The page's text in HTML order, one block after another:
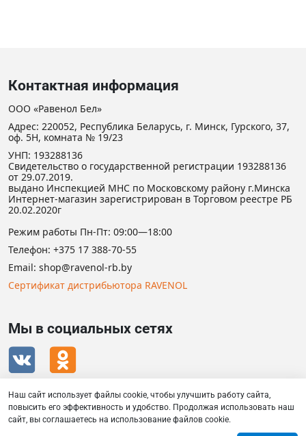
Контактная информация
ООО «Равенол Бел»
Адрес: 220052, Республика Беларусь, г. Минск, Гурского, 37,
оф. 5Н, комната № 19/23
УНП: 193288136
Свидетельство о государственной регистрации 193288136
от 29.07.2019.
выдано Инспекцией МНС по Московскому району г.Минска
Интернет-магазин зарегистрирован в Торговом реестре РБ
20.02.2020г
Режим работы Пн-Пт: 09:00—18:00
Телефон: +375 17 388-70-55
Email: shop@ravenol-rb.by
Сертификат дистрибьютора RAVENOL
Мы в социальных сетях
Наш сайт использует файлы cookie, чтобы улучшить работу сайта,
повысить его эффективность и удобство. Продолжая использовать наш
сайт, вы соглашаетесь на использование файлов cookie.